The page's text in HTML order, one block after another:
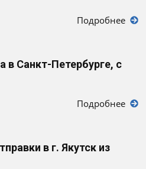
Подробнее
в Санкт-Петербурге, с
Подробнее
в г. Якутск из